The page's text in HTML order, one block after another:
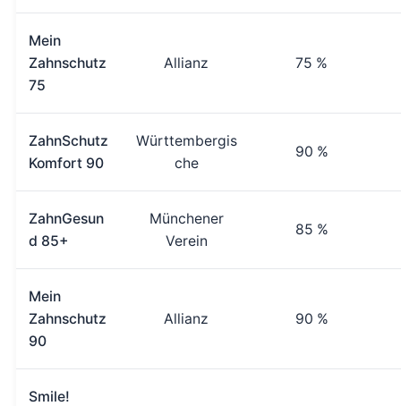
Mein
Zahnschutz
75
Allianz 75 %
ZahnSchutz
Komfort 90
Württembergis
che
90 %
ZahnGesun
d 85+
Münchener
Verein
85 %
Mein
Zahnschutz
90
Allianz 90 %
Smile!